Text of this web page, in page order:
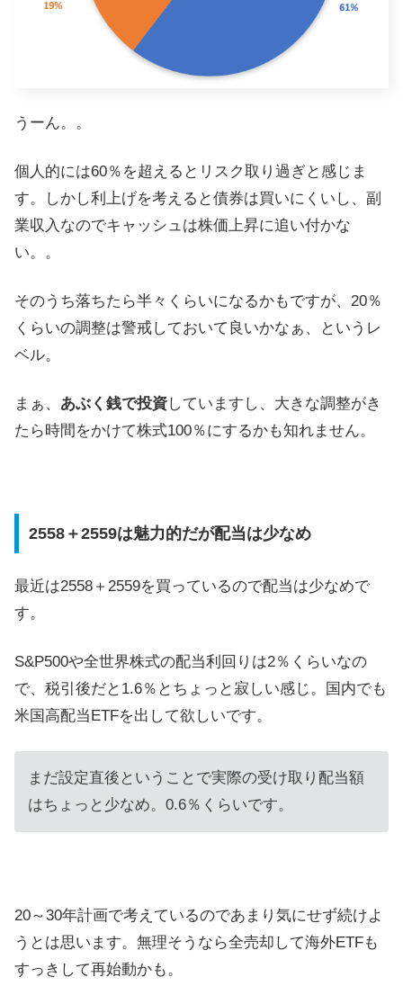
うーん。。
個人的には60％を超えるとリスク取り過ぎと感じま
す。しかし利上げを考えると債券は買いにくいし、副
業収入なのでキャッシュは株価上昇に追い付かな
い。。
そのうち落ちたら半々くらいになるかもですが、20％
くらいの調整は警戒しておいて良いかなぁ、というレ
ベル。
まぁ、 あぶく銭で投資していますし、大きな調整がき
たら時間をかけて株式100％にするかも知れません。
2558＋2559は魅力的だが配当は少なめ
最近は2558＋2559を買っているので配当は少なめで
す。
S&P500や全世界株式の配当利回りは2％くらいなの
で、税引後だと1.6％とちょっと寂しい感じ。国内でも
米国高配当ETFを出して欲しいです。
まだ設定直後ということで実際の受け取り配当額
はちょっと少なめ。0.6％くらいです。
20～30年計画で考えているのであまり気にせず続けよ
うとは思います。無理そうなら全売却して海外ETFも
すっきして再始動かも。